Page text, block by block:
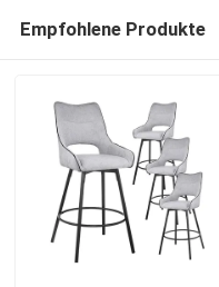
Empfohlene Produkte